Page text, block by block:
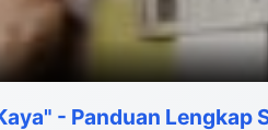
- Panduan Lengkap